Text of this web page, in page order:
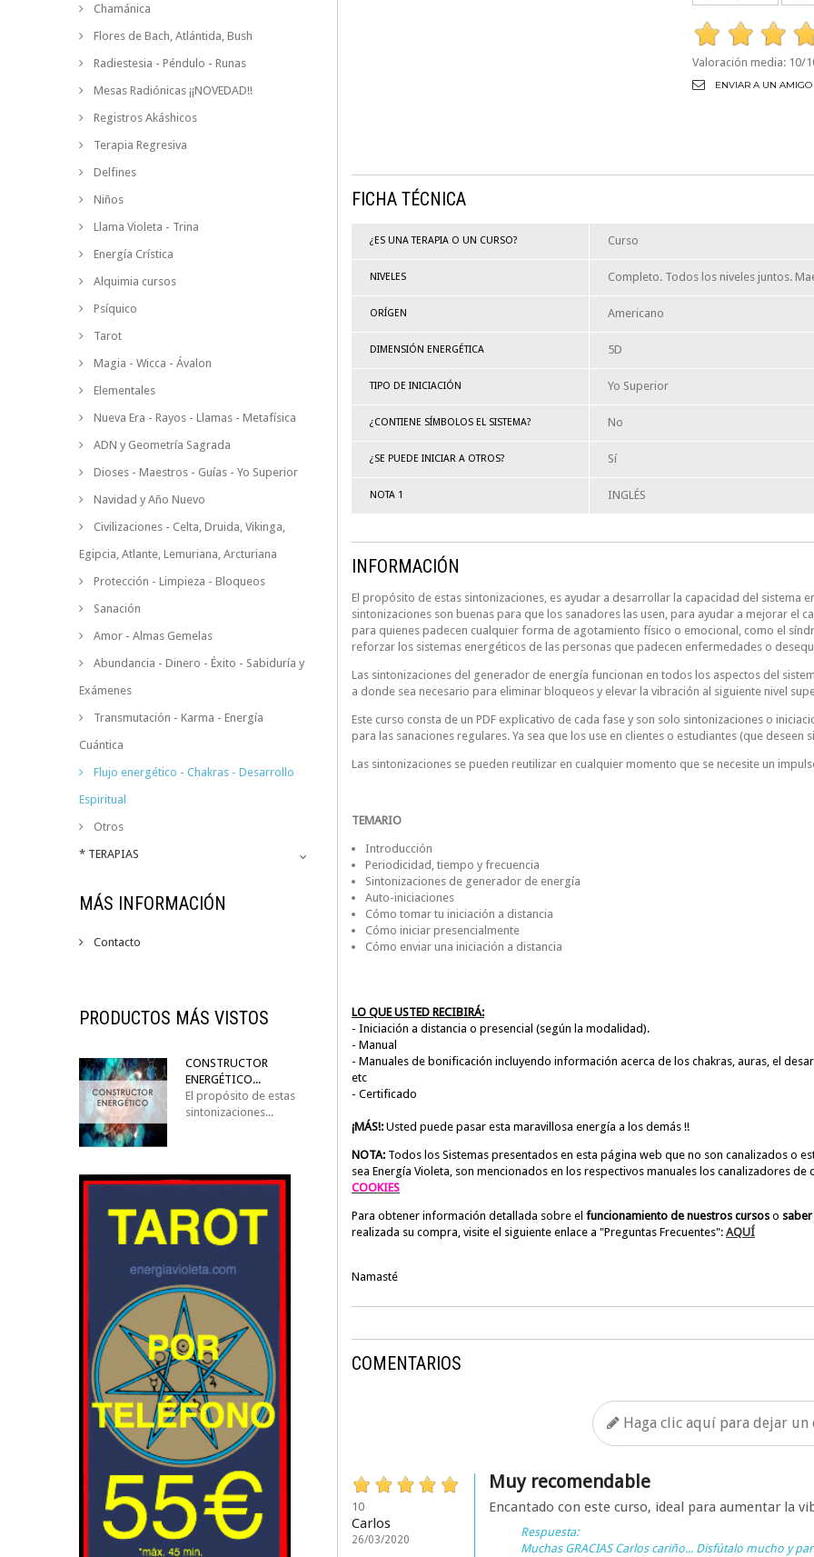
Chamánica
Flores de Bach, Atlántida, Bush
Radiestesia - Péndulo - Runas
Mesas Radiónicas ¡¡NOVEDAD!!
Registros Akáshicos
Terapia Regresiva
Delfines
Niños
Llama Violeta - Trina
Energía Crística
Alquimia cursos
Psíquico
Tarot
Magia - Wicca - Ávalon
Elementales
Nueva Era - Rayos - Llamas - Metafísica
ADN y Geometría Sagrada
Dioses - Maestros - Guías - Yo Superior
Navidad y Año Nuevo
Civilizaciones - Celta, Druida, Vikinga,
Egipcia, Atlante, Lemuriana, Arcturiana
Protección - Limpieza - Bloqueos
Sanación
Amor - Almas Gemelas
Abundancia - Dinero - Éxito - Sabiduría y
Exámenes
Transmutación - Karma - Energía
Cuántica
Flujo energético - Chakras - Desarrollo
Espiritual
Otros
* TERAPIAS
MÁS INFORMACIÓN
Contacto
PRODUCTOS MÁS VISTOS
CONSTRUCTOR
ENERGÉTICO...
El propósito de estas
sintonizaciones...
Valoración media: 10/
ENVIAR A UN AMIGO
FICHA TÉCNICA
¿ES UNA TERAPIA O UN CURSO? Curso
NIVELES Completo. Todos los niveles juntos.
ORÍGEN Americano
DIMENSIÓN ENERGÉTICA 5D
TIPO DE INICIACIÓN Yo Superior
¿CONTIENE SÍMBOLOS EL SISTEMA? No
¿SE PUEDE INICIAR A OTROS? Sí
NOTA 1 INGLÉS
INFORMACIÓN
El propósito de estas sintonizaciones, es ayudar a desarrollar la capacidad del sistema
sintonizaciones son buenas para que los sanadores las usen, para ayudar a mejorar el
para quienes padecen cualquier forma de agotamiento físico o emocional, como el
reforzar los sistemas energéticos de las personas que padecen enfermedades o
Las sintonizaciones del generador de energía funcionan en todos los aspectos del
a donde sea necesario para eliminar bloqueos y elevar la vibración al siguiente nivel
Este curso consta de un PDF explicativo de cada fase y son solo sintonizaciones o
para las sanaciones regulares. Ya sea que los use en clientes o estudiantes (que
Las sintonizaciones se pueden reutilizar en cualquier momento que se necesite un
TEMARIO
Introducción
Periodicidad, tiempo y frecuencia
Sintonizaciones de generador de energía
Auto-iniciaciones
Cómo tomar tu iniciación a distancia
Cómo iniciar presencialmente
Cómo enviar una iniciación a distancia
LO QUE USTED RECIBIRÁ:
- Iniciación a distancia o presencial (según la modalidad).
- Manual
- Manuales de bonificación incluyendo información acerca de los chakras, auras, el
etc
- Certificado
¡MÁS!: Usted puede pasar esta maravillosa energía a los demás !!
NOTA: Todos los Sistemas presentados en esta página web que no son canalizados o
sea Energía Violeta, son mencionados en los respectivos manuales los canalizadores
COOKIES
Para obtener información detallada sobre el funcionamiento de nuestros cursos o
realizada su compra, visite el siguiente enlace a "Preguntas Frecuentes": AQUÍ
Namasté
COMENTARIOS
Haga clic aquí para dejar un
10
Carlos
26/03/2020
Muy recomendable
Encantado con este curso, ideal para aumentar la
Respuesta:
Muchas GRACIAS Carlos cariño... Disfútalo mucho y